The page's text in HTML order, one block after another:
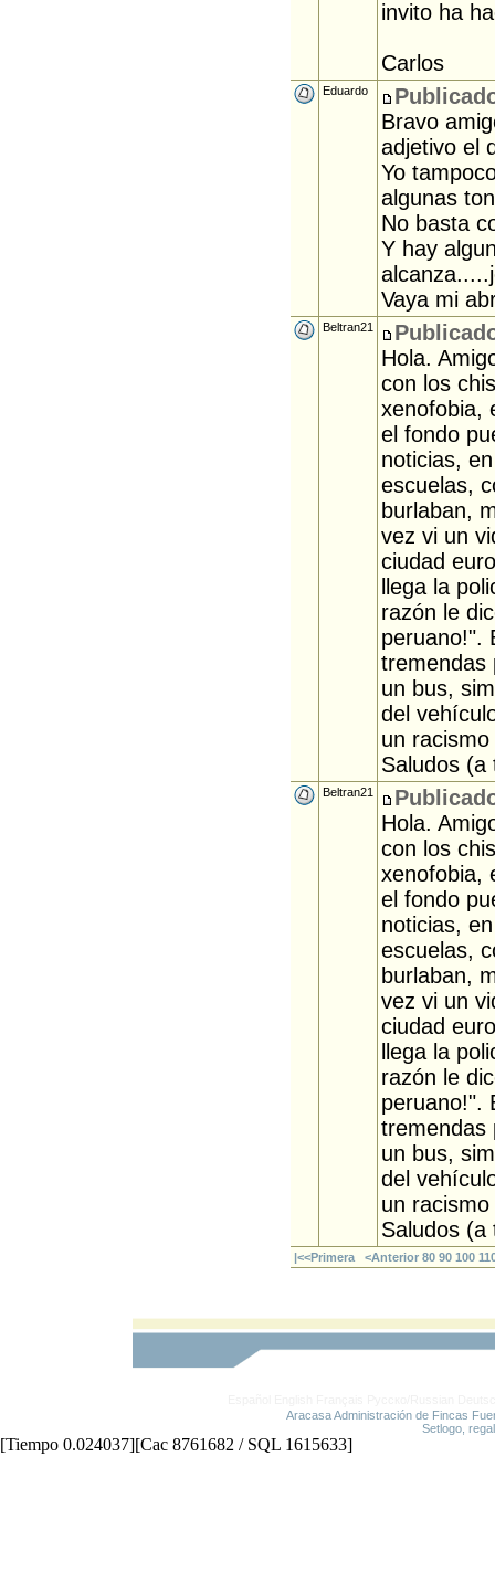
invito ha
Carlos
Eduardo
Bravo
adjetivo el
Yo
algunas
No basta
Y hay
Vaya mi
Beltran21
Hola.
con los
xenofobia,
el fondo
noticias,
escuelas,
burlaban,
vez vi un
ciudad
llega la
razón le
peruano!".
tremendas
un bus,
del
un
Saludos (a
Beltran21
Hola.
con los
xenofobia,
el fondo
noticias,
escuelas,
burlaban,
vez vi un
ciudad
llega la
razón le
peruano!".
tremendas
un bus,
del
un
Saludos (a
|<<Primera <Anterior 80 90 100
Aracasa Administración de Fincas
Setlogo,
[Tiempo 0.024037][Cac 8761682 / SQL 1615633]